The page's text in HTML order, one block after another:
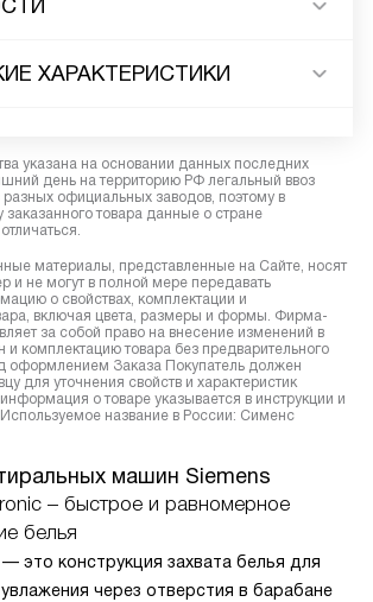
ХАРАКТЕРИСТИКИ
указана на основании данных последних
день на территорию РФ легальный ввоз
официальных заводов, поэтому в
заказанного товара данные о стране
материалы, представленные на Сайте, носят
и не могут в полной мере передавать
о свойствах, комплектации и
включая цвета, размеры и формы. Фирма-
за собой право на внесение изменений в
и комплектацию товара без предварительного
оформлением Заказа Покупатель должен
для уточнения свойств и характеристик
о товаре указывается в инструкции и
Используемое название в России: Сименс
машин Siemens
– быстрое и равномерное
белья
— это конструкция захвата белья для
через отверстия в барабане